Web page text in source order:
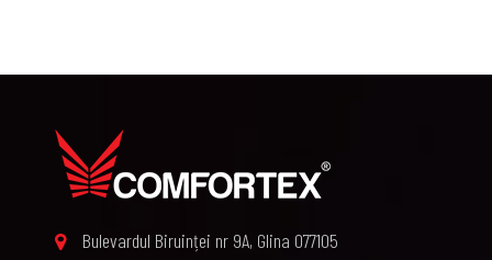
Bulevardul Biruinței nr 9A, Glina 077105